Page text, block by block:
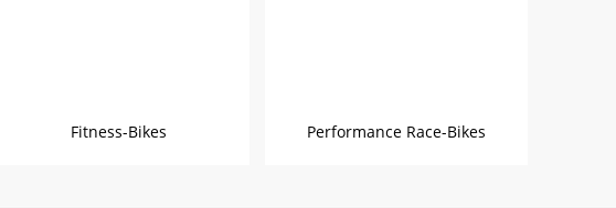
Fitness-Bikes Performance Race-Bikes